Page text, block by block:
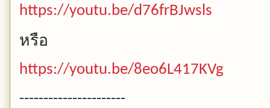
https://youtu.be/d76frBJwsls
หรือ
https://youtu.be/8eo6L417KVg
----------------------